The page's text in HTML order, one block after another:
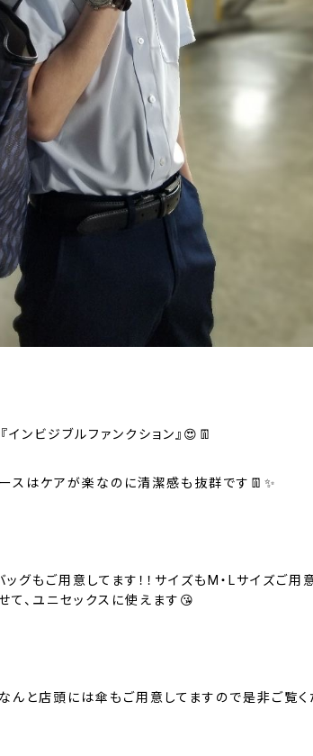
ンビジブルファンクション』😍👖
スはケアが楽なのに清潔感も抜群です👖✨
もご用意してます！！サイズもM・Lサイズご用
て、ユニセックスに使えます😘
んと店頭には傘もご用意してますので是非ご覧く